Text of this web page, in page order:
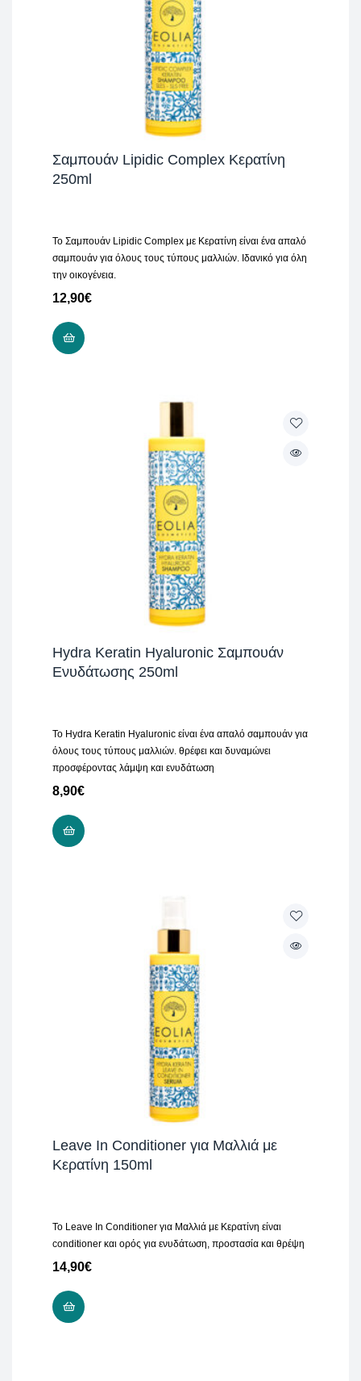
Σαμπουάν Lipidic Complex Κερατίνη
250ml
Το Σαμπουάν Lipidic Complex με Κερατίνη είναι ένα απαλό
σαμπουάν για όλους τους τύπους μαλλιών. Ιδανικό για όλη
την οικογένεια.
12,90€
Hydra Keratin Hyaluronic Σαμπουάν
Ενυδάτωσης 250ml
Το Hydra Keratin Hyaluronic είναι ένα απαλό σαμπουάν για
όλους τους τύπους μαλλιών. θρέφει και δυναμώνει
προσφέροντας λάμψη και ενυδάτωση
8,90€
Leave In Conditioner για Μαλλιά με
Κερατίνη 150ml
Το Leave In Conditioner για Μαλλιά με Κερατίνη είναι
conditioner και ορός για ενυδάτωση, προστασία και θρέψη
14,90€